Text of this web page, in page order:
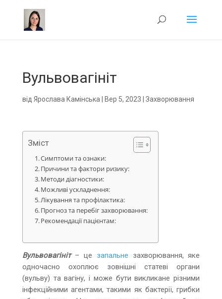
Вульвовагініт
від Ярослава Камінська Вер 5, 2023 Захворювання
Зміст
Симптоми та ознаки:
Причини та фактори ризику:
Методи діагностики:
Можливі ускладнення:
Лікування та профілактика:
Прогноз та перебіг захворювання:
Рекомендації пацієнтам:
Вульвовагініт – це запальне захворювання, яке
одночасно охоплює зовнішні статеві органи
(вульву) та вагіну, і може бути викликане різними
інфекційними агентами, такими як бактерії, грибки